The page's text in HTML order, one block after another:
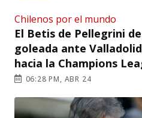
Chilenos por el mundo
El Betis de Pellegrini
goleada ante
hacia la Champions
06:28 PM, ABR 24